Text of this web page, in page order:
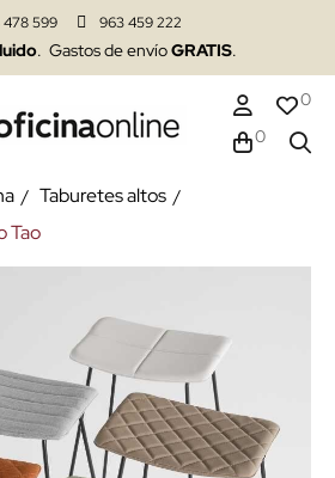
478 599 963 459 222
. Gastos de envíoGRATIS.
0
0
Taburetes altos
Tao